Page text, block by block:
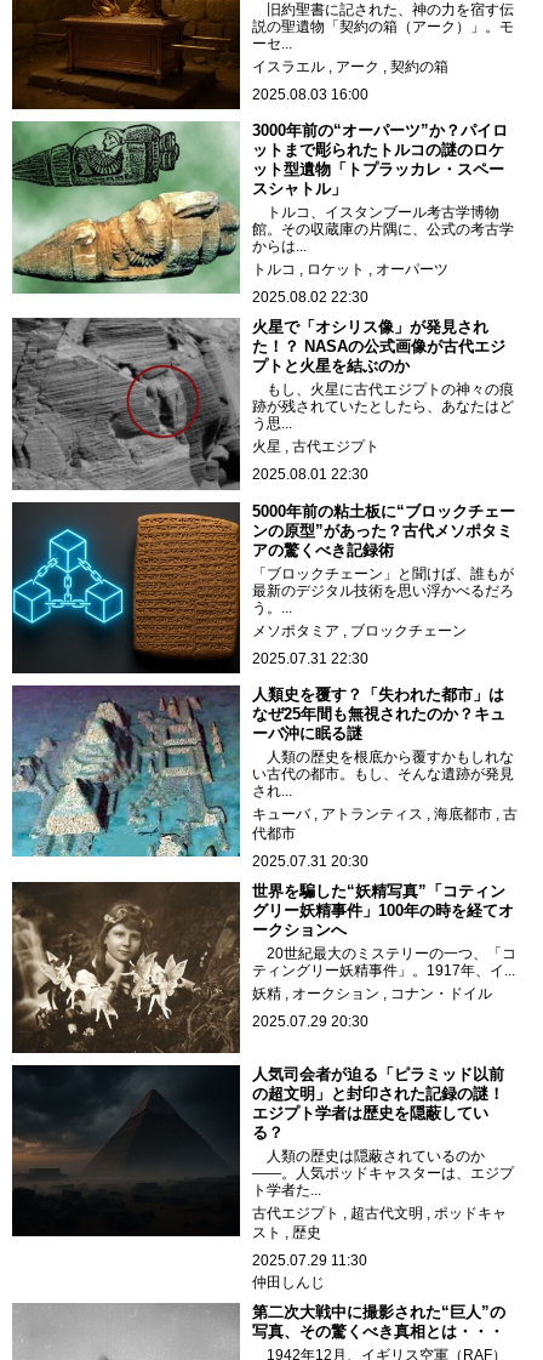
旧約聖書に記された、神の力を宿す伝
説の聖遺物「契約の箱（アーク）」。モ
ーセ...
イスラエル
アーク
契約の箱
2025.08.03 16:00
3000年前の“オーパーツ”か？パイロ
ットまで彫られたトルコの謎のロケ
ット型遺物「トプラッカレ・スペー
スシャトル」
トルコ、イスタンブール考古学博物
館。その収蔵庫の片隅に、公式の考古学
からは...
トルコ
ロケット
オーパーツ
2025.08.02 22:30
火星で「オシリス像」が発見され
た！？ NASAの公式画像が古代エジ
プトと火星を結ぶのか
もし、火星に古代エジプトの神々の痕
跡が残されていたとしたら、あなたはど
う思...
火星
古代エジプト
2025.08.01 22:30
5000年前の粘土板に“ブロックチェー
ンの原型”があった？古代メソポタミ
アの驚くべき記録術
「ブロックチェーン」と聞けば、誰もが
最新のデジタル技術を思い浮かべるだろ
う。...
メソポタミア
ブロックチェーン
2025.07.31 22:30
人類史を覆す？「失われた都市」は
なぜ25年間も無視されたのか？キュ
ーバ沖に眠る謎
人類の歴史を根底から覆すかもしれな
い古代の都市。もし、そんな遺跡が発見
され...
キューバ
アトランティス 海底都市
古
代都市
2025.07.31 20:30
世界を騙した“妖精写真”「コティン
グリー妖精事件」100年の時を経てオ
ークションへ
20世紀最大のミステリーの一つ、「コ
ティングリー妖精事件」。1917年、イ...
妖精
オークション
コナン・ドイル
2025.07.29 20:30
人気司会者が迫る「ピラミッド以前
の超文明」と封印された記録の謎！
エジプト学者は歴史を隠蔽してい
る？
人類の歴史は隠蔽されているのか
――。人気ポッドキャスターは、エジプ
ト学者た...
古代エジプト
超古代文明
ポッドキャ
スト
歴史
2025.07.29 11:30
仲田しんじ
第二次大戦中に撮影された“巨人”の
写真、その驚くべき真相とは・・・
1942年12月、イギリス空軍（RAF）